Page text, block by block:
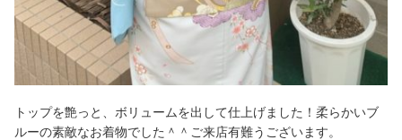
トップを艶っと、ボリュームを出して仕上げました！柔らかいブ
ルーの素敵なお着物でした＾＾ご来店有難うございます。